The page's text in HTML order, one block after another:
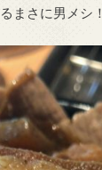
まさに男メシ！